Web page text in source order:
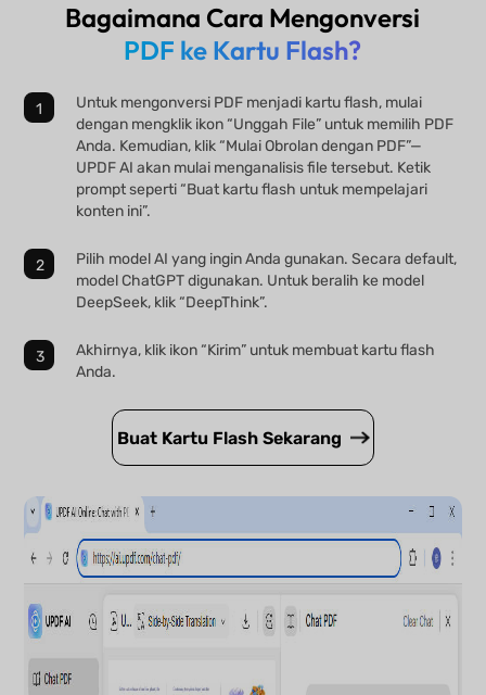
Bagaimana Cara Mengonversi
PDF ke Kartu Flash?
Untuk mengonversi PDF menjadi kartu flash, mulai
dengan mengklik ikon “Unggah File” untuk memilih PDF
Anda. Kemudian, klik “Mulai Obrolan dengan PDF”—
UPDF AI akan mulai menganalisis file tersebut. Ketik
prompt seperti “Buat kartu flash untuk mempelajari
konten ini”.
Pilih model AI yang ingin Anda gunakan. Secara default,
model ChatGPT digunakan. Untuk beralih ke model
DeepSeek, klik “DeepThink”.
Akhirnya, klik ikon “Kirim” untuk membuat kartu flash
Anda.
Buat Kartu Flash Sekarang